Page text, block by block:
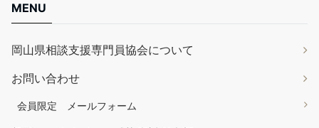
MENU
岡山県相談支援専門員協会について
お問い合わせ
会員限定 メールフォーム